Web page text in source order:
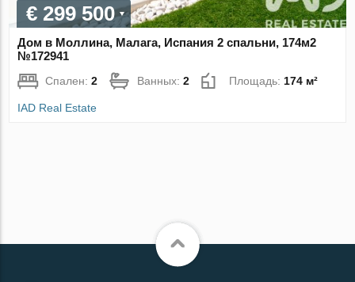
€ 299 500
Дом в Моллина, Малага, Испания 2 спальни, 174м2
№172941
Спален:2 Ванных:2 Площадь: 174 м²
IAD Real Estate